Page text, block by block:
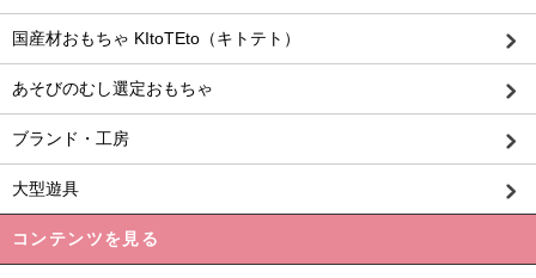
国産材おもちゃ KItoTEto（キトテト）
あそびのむし選定おもちゃ
ブランド・工房
大型遊具
コンテンツを見る